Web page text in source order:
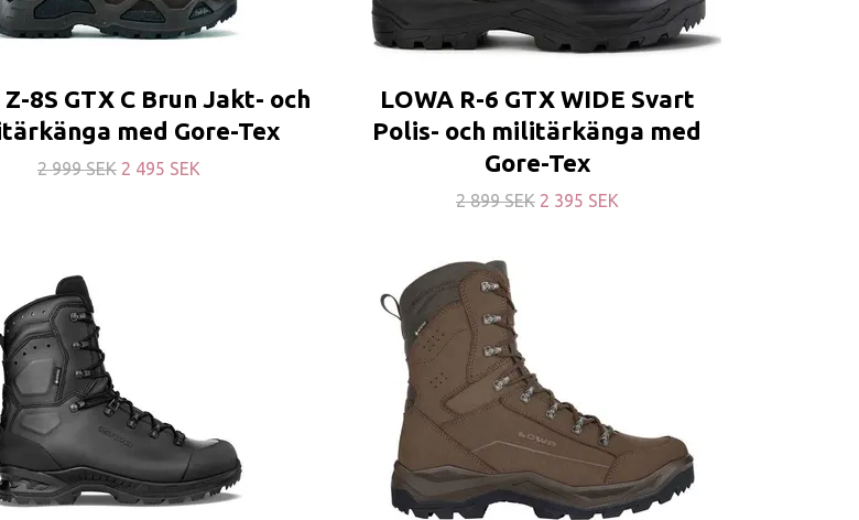
Z-8S GTX C Brun Jakt- och
med Gore-Tex
2 999 SEK 2 495 SEK
LOWA R-6 GTX WIDE Svart
Polis- och militärkänga med
Gore-Tex
2 899 SEK 2 395 SEK